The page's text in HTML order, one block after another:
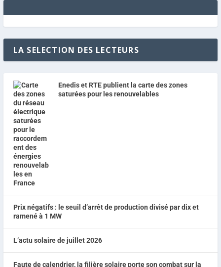
LA SELECTION DES LECTEURS
Enedis et RTE publient la carte des zones
saturées pour les renouvelables
Prix négatifs : le seuil d’arrêt de production divisé par dix et
ramené à 1 MW
L’actu solaire de juillet 2026
Faute de calendrier, la filière solaire porte son combat sur la